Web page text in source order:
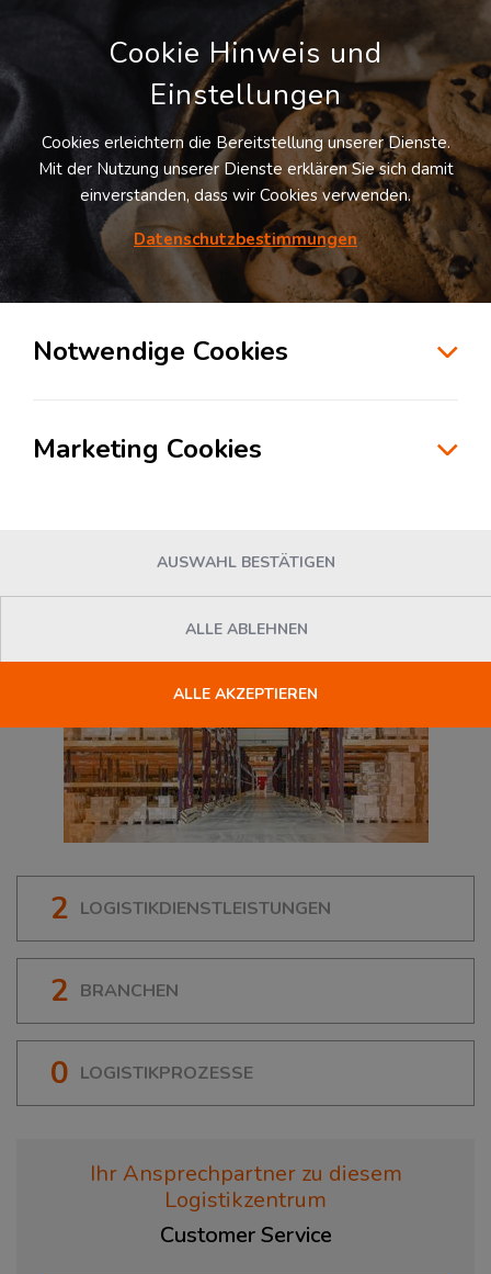
Möchten Sie diesen Suchauftrag
speichern und automatisch über neue
Standorte informiert werden?
der Branche Konsumgüterindustrie in
2 LOGISTIKDIENSTLEISTUNGEN
2 BRANCHEN
0 LOGISTIKPROZESSE
Ihr Ansprechpartner zu diesem
Logistikzentrum
Customer Service
Cookie Hinweis und
Einstellungen
Cookies erleichtern die Bereitstellung unserer Dienste.
Mit der Nutzung unserer Dienste erklären Sie sich damit
einverstanden, dass wir Cookies verwenden.
Datenschutzbestimmungen
Notwendige Cookies
Marketing Cookies
AUSWAHL BESTÄTIGEN
ALLE ABLEHNEN
ALLE AKZEPTIEREN